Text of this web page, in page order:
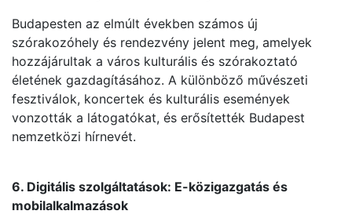
Budapesten az elmúlt években számos új
szórakozóhely és rendezvény jelent meg, amelyek
hozzájárultak a város kulturális és szórakoztató
életének gazdagításához. A különböző művészeti
fesztiválok, koncertek és kulturális események
vonzották a látogatókat, és erősítették Budapest
nemzetközi hírnevét.
6. Digitális szolgáltatások: E-közigazgatás és
mobilalkalmazások